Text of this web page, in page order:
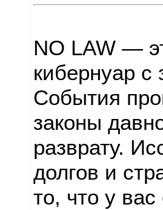
NO LAW —
кибернуар
События
законы
разврату.
долгов и
то, что у